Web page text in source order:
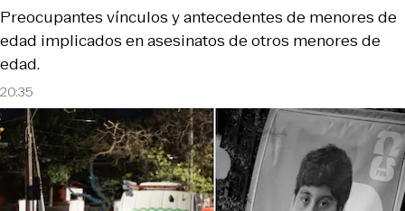
20:35
Preocupantes vínculos y antecedentes de menores de
edad implicados en asesinatos de otros menores de
edad.